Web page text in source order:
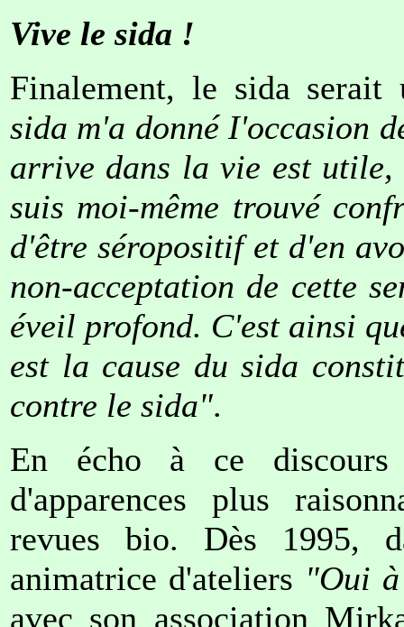
Vive le sida !
Finalement, le sida
sida m'a donné I'occasion
arrive dans la vie est utile,
suis moi-même trouvé
d'être séropositif et d'en
non-acceptation de cette
éveil profond. C'est ainsi
est la cause du sida
contre le sida".
En écho à ce discours
d'apparences plus
revues bio. Dès 1995,
animatrice d'ateliers "Oui
avec son association